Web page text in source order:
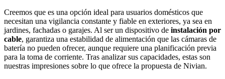
Creemos que es una opción ideal para usuarios domésticos que
necesitan una vigilancia constante y fiable en exteriores, ya sea en
jardines, fachadas o garajes. Al ser un dispositivo de instalación por
cable, garantiza una estabilidad de alimentación que las cámaras de
batería no pueden ofrecer, aunque requiere una planificación previa
para la toma de corriente. Tras analizar sus capacidades, estas son
nuestras impresiones sobre lo que ofrece la propuesta de Nivian.